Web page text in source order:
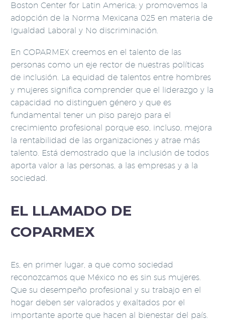
Boston Center for Latin America; y promovemos la
adopción de la Norma Mexicana 025 en materia de
Igualdad Laboral y No discriminación.
En COPARMEX creemos en el talento de las
personas como un eje rector de nuestras políticas
de inclusión. La equidad de talentos entre hombres
y mujeres significa comprender que el liderazgo y la
capacidad no distinguen género y que es
fundamental tener un piso parejo para el
crecimiento profesional porque eso, incluso, mejora
la rentabilidad de las organizaciones y atrae más
talento. Está demostrado que la inclusión de todos
aporta valor a las personas, a las empresas y a la
sociedad.
EL LLAMADO DE
COPARMEX
Es, en primer lugar, a que como sociedad
reconozcamos que México no es sin sus mujeres.
Que su desempeño profesional y su trabajo en el
hogar deben ser valorados y exaltados por el
importante aporte que hacen al bienestar del país.